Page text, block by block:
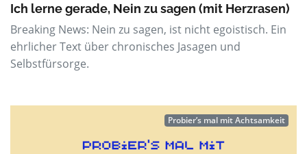
Ich lerne gerade, Nein zu sagen (mit Herzrasen)
Breaking News: Nein zu sagen, ist nicht egoistisch. Ein
ehrlicher Text über chronisches Jasagen und
Selbstfürsorge.
Probier’s mal mit Achtsamkeit